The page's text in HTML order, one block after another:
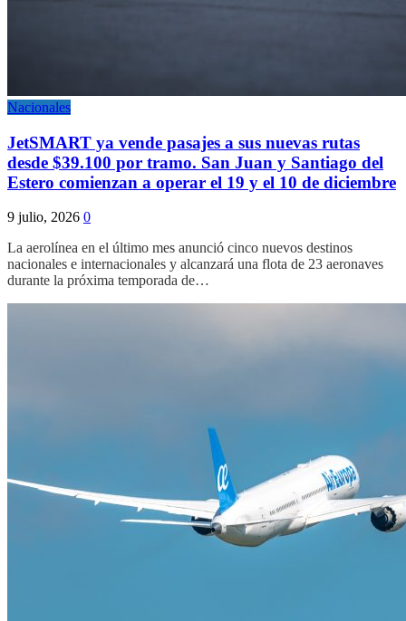
Nacionales
JetSMART ya vende pasajes a sus nuevas rutas
desde $39.100 por tramo. San Juan y Santiago del
Estero comienzan a operar el 19 y el 10 de diciembre
9 julio, 2026 0
La aerolínea en el último mes anunció cinco nuevos destinos
nacionales e internacionales y alcanzará una flota de 23 aeronaves
durante la próxima temporada de…